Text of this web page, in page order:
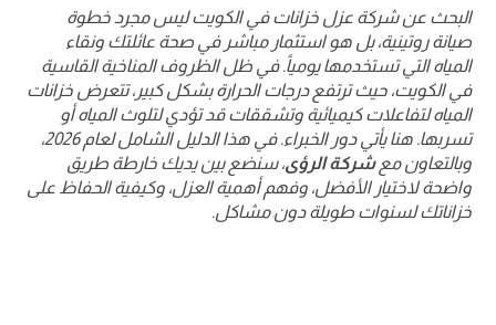
البحث عن شركة عزل خزانات في الكويت ليس مجرد خطوة
صيانة روتينية، بل هو استثمار مباشر في صحة عائلتك ونقاء
المياه التي تستخدمها يومياً. في ظل الظروف المناخية القاسية
في الكويت، حيث ترتفع درجات الحرارة بشكل كبير، تتعرض خزانات
المياه لتفاعلات كيميائية وتشققات قد تؤدي لتلوث المياه أو
تسربها. هنا يأتي دور الخبراء. في هذا الدليل الشامل لعام 2026،
وبالتعاون معشركة الرؤى، سنضع بين يديك خارطة طريق
واضحة لاختيار الأفضل، وفهم أهمية العزل، وكيفية الحفاظ على
خزاناتك لسنوات طويلة دون مشاكل.